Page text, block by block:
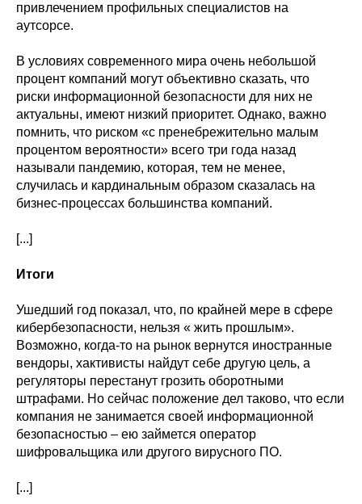
привлечением профильных специалистов на
аутсорсе.
В условиях современного мира очень небольшой
процент компаний могут объективно сказать, что
риски информационной безопасности для них не
актуальны, имеют низкий приоритет. Однако, важно
помнить, что риском «с пренебрежительно малым
процентом вероятности» всего три года назад
называли пандемию, которая, тем не менее,
случилась и кардинальным образом сказалась на
бизнес-процессах большинства компаний.
[...]
Итоги
Ушедший год показал, что, по крайней мере в сфере
кибербезопасности, нельзя « жить прошлым».
Возможно, когда-то на рынок вернутся иностранные
вендоры, хактивисты найдут себе другую цель, а
регуляторы перестанут грозить оборотными
штрафами. Но сейчас положение дел таково, что если
компания не занимается своей информационной
безопасностью – ею займется оператор
шифровальщика или другого вирусного ПО.
[...]